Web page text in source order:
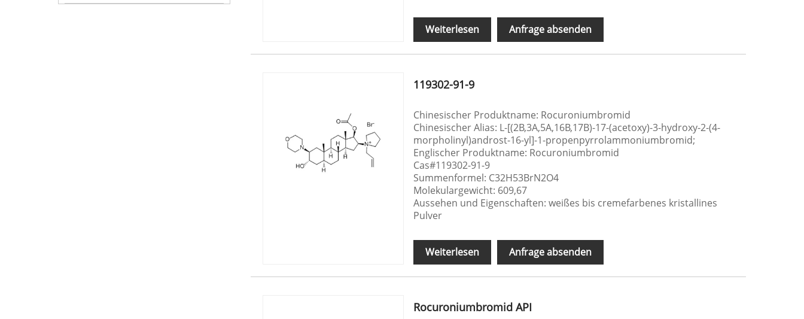
Weiterlesen Anfrage absenden
119302-91-9
Chinesischer Produktname: Rocuroniumbromid
Chinesischer Alias: L-[(2Β,3Α,5Α,16Β,17Β)-17-(acetoxy)-3-hydroxy-2-(4-
morpholinyl)androst-16-yl]-1-propenpyrrolammoniumbromid;
Englischer Produktname: Rocuroniumbromid
Cas#119302-91-9
Summenformel: C32H53BrN2O4
Molekulargewicht: 609,67
Aussehen und Eigenschaften: weißes bis cremefarbenes kristallines
Pulver
Weiterlesen Anfrage absenden
Rocuroniumbromid API